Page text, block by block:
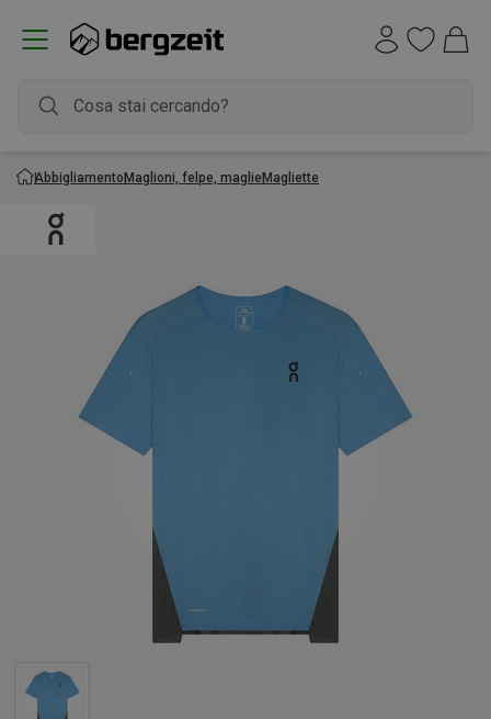
AbbigliamentoMaglioni, felpe, maglieMagliette